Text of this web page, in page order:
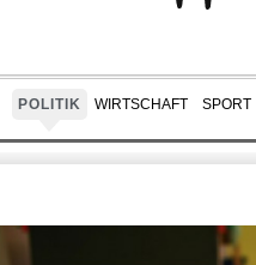
POLITIK WIRTSCHAFT SPORT